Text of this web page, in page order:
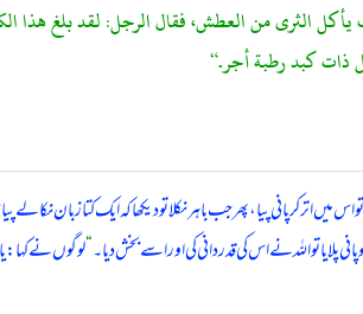
يأكل الثرى من العطش، فقال الرجل: لقد بلغ هذا
ذات كبد رطبة أجر.“
اتر کر پانی پیا، پھر جب باہر نکلا تو دیکھا کہ ایک کتا زبان نکالے
پلایا تو اللہ نے اس کی قدردانی کی اور اسے بخش دیا۔“لوگوں نے کہا: